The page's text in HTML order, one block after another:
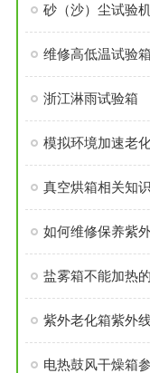
砂（沙）尘试验
维修高低温试验
浙江淋雨试验箱
模拟环境加速老
真空烘箱相关知
如何维修保养紫
盐雾箱不能加热
紫外老化箱紫外
电热鼓风干燥箱